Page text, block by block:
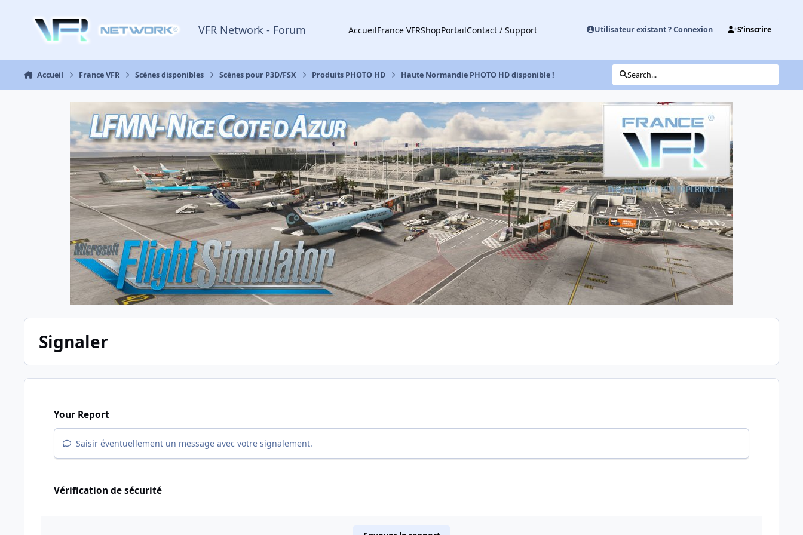
VFR Network - Forum AccueilFrance VFRShopPortailContact / Support Utilisateur existant ? Connexion S’inscrire
Accueil France VFR Scènes disponibles Scènes pour P3D/FSX Produits PHOTO HD Haute Normandie PHOTO HD disponible ! Search...
Signaler
Your Report
Saisir éventuellement un message avec votre signalement.
Vérification de sécurité